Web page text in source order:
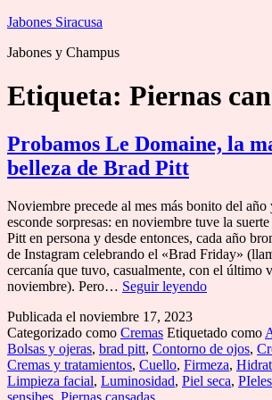
Saltar
contenido
Jabones Siracusa
Jabones y Champus
Etiqueta: Piernas
Probamos Le Domaine, la
belleza de Brad Pitt
Noviembre precede al mes más bonito del año
esconde sorpresas: en noviembre tuve la
Pitt en persona y desde entonces, cada año
de Instagram celebrando el «Brad Friday»
cercanía que tuvo, casualmente, con el último
noviembre). Pero… Seguir leyendoProbamos
la
marca
de
belleza
Publicada el noviembre 17, 2023
Categorizado como Cremas Etiquetado como
Bolsas y ojeras, brad pitt, Contorno de ojos,
Cremas y tratamientos, Cuello, Firmeza,
Limpieza facial, Luminosidad, Piel seca,
sensibes, Piernas cansadas